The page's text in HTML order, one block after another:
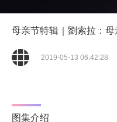
母亲节特辑｜劉索拉：
2019-05-13 06:42:28
图集介绍